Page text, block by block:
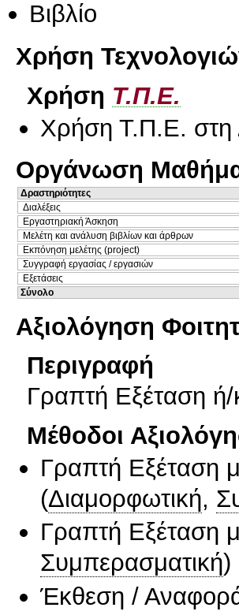
Βιβλίο
Χρήση
Χρήση Τ.Π.Ε.
Χρήση Τ.Π.Ε. στη
Οργάνωση
Δραστηριότητες
Διαλέξεις
Εργαστηριακή Άσκηση
Μελέτη και ανάλυση βιβλίων και άρθρων
Εκπόνηση μελέτης (project)
Συγγραφή εργασίας / εργασιών
Εξετάσεις
Σύνολο
Αξιολόγηση
Περιγραφή
Γραπτή Εξέταση ή/
Μέθοδοι
Γραπτή Εξέταση
(Διαμορφωτική,
Γραπτή Εξέταση
Συμπερασματική)
Έκθεση /